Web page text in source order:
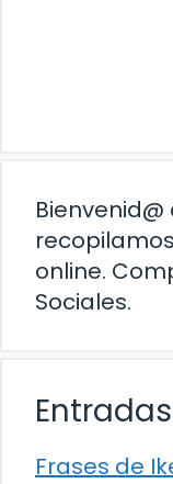
online.
Sociales.
Frases de